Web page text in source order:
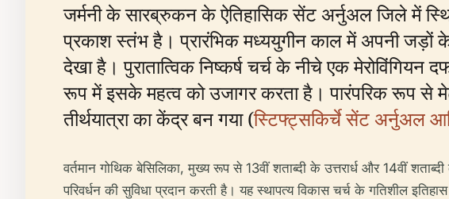
जर्मनी के सारब्रुकन के ऐतिहासिक सेंट अर्नुअल जिले में
प्रकाश स्तंभ है। प्रारंभिक मध्ययुगीन काल में अपनी
देखा है। पुरातात्विक निष्कर्ष चर्च के नीचे एक
रूप में इसके महत्व को उजागर करता है। पारंपरिक रूप से
तीर्थयात्रा का केंद्र बन गया (स्टिफ्ट्सकिर्चे सेंट अर्नुअल
वर्तमान गोथिक बेसिलिका, मुख्य रूप से 13वीं शताब्दी के उत्तरार्ध और 14वीं
परिवर्धन की सुविधा प्रदान करती है। यह स्थापत्य विकास चर्च के गतिशील